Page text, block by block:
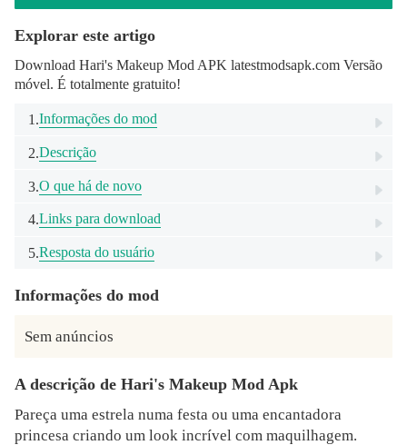
Explorar este artigo
Download Hari's Makeup Mod APK latestmodsapk.com Versão
móvel. É totalmente gratuito!
1.Informações do mod
2.Descrição
3.O que há de novo
4.Links para download
5.Resposta do usuário
Informações do mod
Sem anúncios
A descrição de Hari's Makeup Mod Apk
Pareça uma estrela numa festa ou uma encantadora
princesa criando um look incrível com maquilhagem.